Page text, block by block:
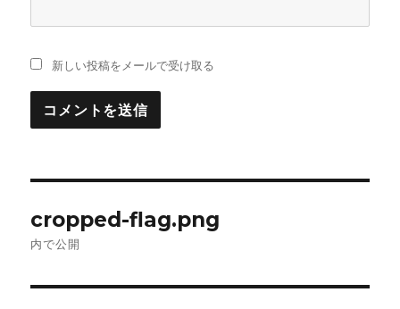
新しい投稿をメールで受け取る
稿
cropped-flag.png
内で公開